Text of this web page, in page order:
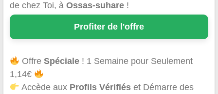
de chez Toi, à Ossas-suhare!
Profiter de l'offre
OffreSpéciale ! 1 Semaine pour Seulement
1,14€
Accède aux Profils Vérifiés et Démarre des